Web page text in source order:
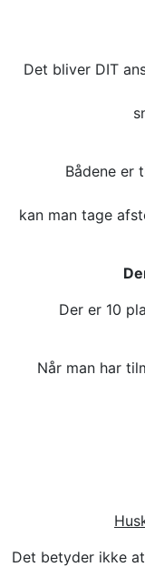
Det bliver DIT
Bådene er
kan man tage
Der er 10
Når man har
Det betyder ikke